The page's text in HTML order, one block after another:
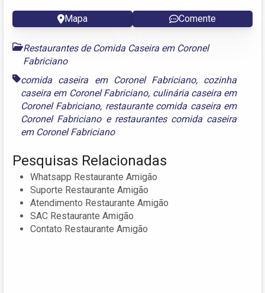
Mapa Comente
Restaurantes de Comida Caseira em Coronel
Fabriciano
comida caseira em Coronel Fabriciano, cozinha
caseira em Coronel Fabriciano, culinária caseira em
Coronel Fabriciano, restaurante comida caseira em
Coronel Fabricianoe restaurantes comida caseira
em Coronel Fabriciano
Pesquisas Relacionadas
Whatsapp Restaurante Amigão
Suporte Restaurante Amigão
Atendimento Restaurante Amigão
SAC Restaurante Amigão
Contato Restaurante Amigão